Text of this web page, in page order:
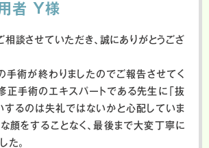
者 Y様
談させていただき、誠にありがとうござ
手術が終わりましたのでご報告させてく
正手術のエキスパートである先生に「抜
するのは失礼ではないかと心配していま
顔をすることなく、最後まで大変丁寧に
た。